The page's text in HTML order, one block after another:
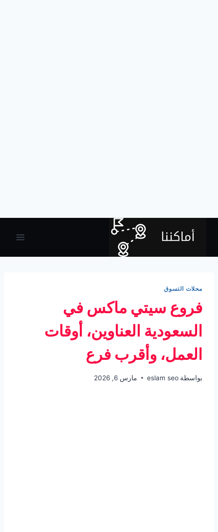
محلات التسوق
فروع سيتي ماكس في
السعودية العناوين، أوقات
العمل، وأقرب فرع
بواسطة eslam seo مارس 6, 2026